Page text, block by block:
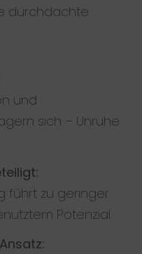
durchdachte
und
sich – Unruhe
führt zu geringer
Potenzial.